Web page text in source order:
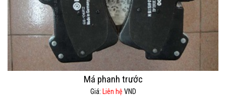
Má phanh trước
Giá: Liên hệ VND